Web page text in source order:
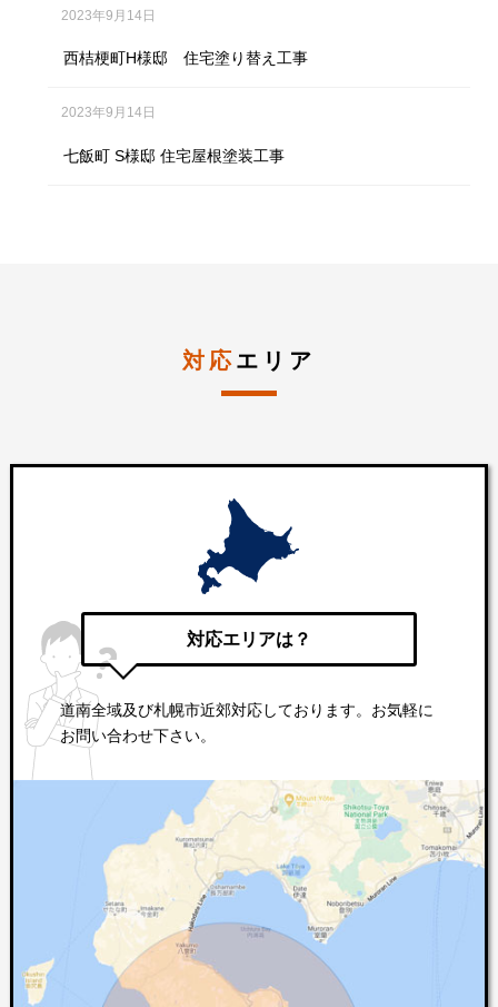
2023年9月14日
西桔梗町H様邸 住宅塗り替え工事
2023年9月14日
七飯町 S様邸 住宅屋根塗装工事
対応エリア
対応エリアは？
道南全域及び札幌市近郊対応しております。お気軽に
お問い合わせ下さい。